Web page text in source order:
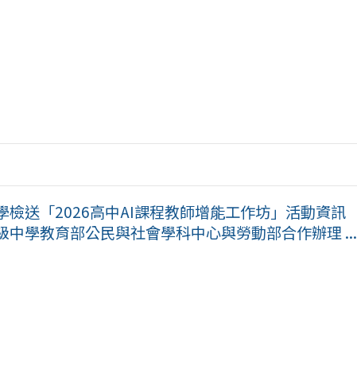
檢送「2026高中AI課程教師增能工作坊」活動資訊
中學教育部公民與社會學科中心與勞動部合作辦理 ...